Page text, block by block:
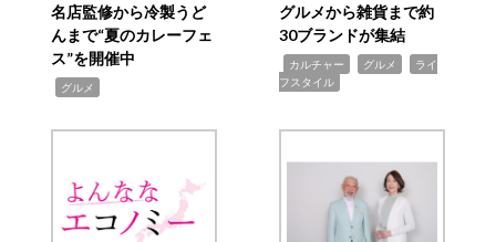
名店監修から冷製うど
んまで“夏のカレーフェ
ス”を開催中
グルメ
グルメから雑貨まで約
30ブランドが集結
カルチャー グルメ
ライ
フスタイル